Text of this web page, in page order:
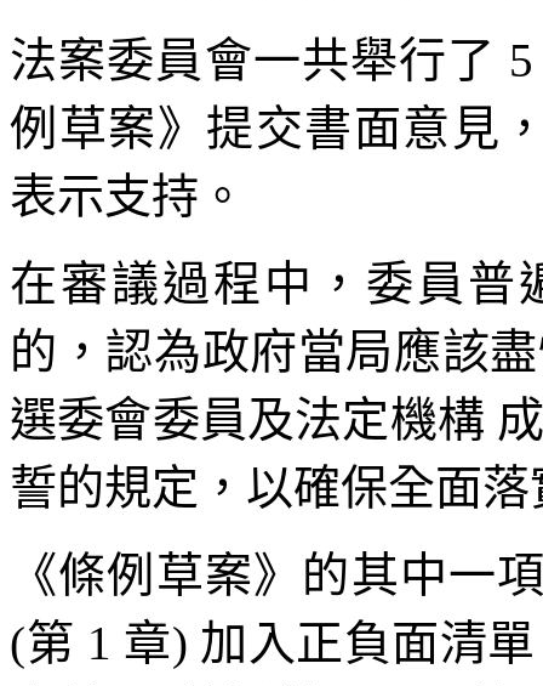
法案委員會一共舉行了
例草案》提交書面意見
表示支持。
在審議過程中，委員普
的，認為政府當局應該
選委會委員及法定機構
誓的規定，以確保全面
《條例草案》的其中一
(第 1 章) 加入正負面清